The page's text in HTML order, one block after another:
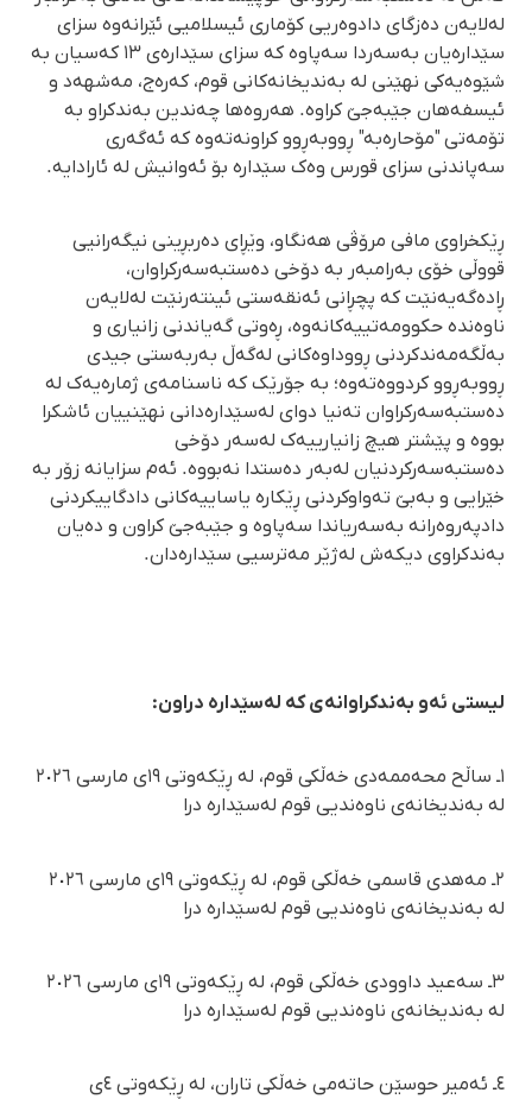
لەلایەن دەزگای دادوەریی کۆماری ئیسلامیی ئێرانەوە سزای
سێدارەیان بەسەردا سەپاوە کە سزای سێدارەی ١٣ کەسیان بە
شێوەیەکی نهێنی لە بەندیخانەکانی قوم، کەرەج، مەشهەد و
ئیسفەهان جێبەجێ کراوە. هەروەها چەندین بەندکراو بە
تۆمەتی "مۆحارەبە" ڕووبەڕوو کراونەتەوە کە ئەگەری
سەپاندنی سزای قورس وەک سێدارە بۆ ئەوانیش لە ئارادایە.
ڕێکخراوی مافی مرۆڤی هەنگاو، وێڕای دەربڕینی نیگەرانیی
قووڵی خۆی بەرامبەر بە دۆخی دەستبەسەرکراوان،
ڕادەگەیەنێت کە پچڕانی ئەنقەستی ئینتەرنێت لەلایەن
ناوەندە حکوومەتییەکانەوە، ڕەوتی گەیاندنی زانیاری و
بەڵگەمەندکردنی ڕووداوەکانی لەگەڵ بەربەستی جیدی
ڕووبەڕوو کردووەتەوە؛ بە جۆرێک کە ناسنامەی ژمارەیەک لە
دەستبەسەرکراوان تەنیا دوای لەسێدارەدانی نهێنییان ئاشکرا
بووە و پێشتر هیچ زانیارییەک لەسەر دۆخی
دەستبەسەرکردنیان لەبەر دەستدا نەبووە. ئەم سزایانە زۆر بە
خێرایی و بەبێ تەواوکردنی ڕێکارە یاساییەکانی دادگاییکردنی
دادپەروەرانە بەسەریاندا سەپاوە و جێبەجێ کراون و دەیان
بەندکراوی دیکەش لەژێر مەترسیی سێدارەدان.
لیستی ئەو بەندکراوانەی کە لەسێدارە دراون:
١ـ ساڵح محەممەدی خەڵکی قوم، لە ڕێکەوتی ١٩ی مارسی ٢٠٢٦
لە بەندیخانەی ناوەندیی قوم لەسێدارە درا
٢ـ مەهدی قاسمی خەڵکی قوم، لە ڕێکەوتی ١٩ی مارسی ٢٠٢٦
لە بەندیخانەی ناوەندیی قوم لەسێدارە درا
٣ـ سەعید داوودی خەڵکی قوم، لە ڕێکەوتی ١٩ی مارسی ٢٠٢٦
لە بەندیخانەی ناوەندیی قوم لەسێدارە درا
٤ـ ئەمیر حوسێن حاتەمی خەڵکی تاران، لە ڕێکەوتی ٤ی